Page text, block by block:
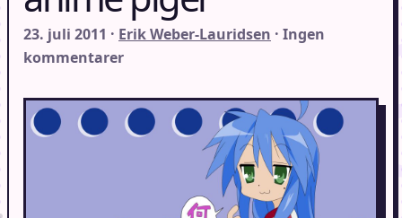
23. juli 2011 · Erik Weber-Lauridsen · Ingen
kommentarer